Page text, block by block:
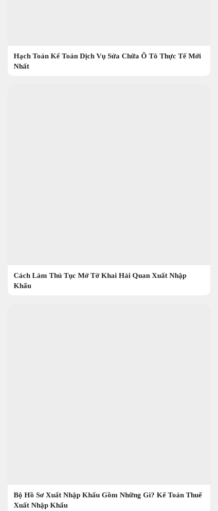
Hạch Toán Kế Toán Dịch Vụ Sửa Chữa Ô Tô Thực Tế Mới
Nhất
Cách Làm Thủ Tục Mở Tờ Khai Hải Quan Xuất Nhập
Khẩu
Bộ Hồ Sơ Xuất Nhập Khẩu Gồm Những Gì? Kế Toán Thuế
Xuất Nhập Khẩu